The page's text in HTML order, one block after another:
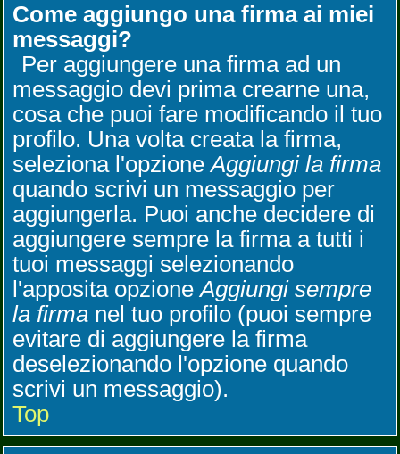
Come aggiungo una firma ai miei
messaggi?
Per aggiungere una firma ad un
messaggio devi prima crearne una,
cosa che puoi fare modificando il tuo
profilo. Una volta creata la firma,
seleziona l'opzioneAggiungi la firma
quando scrivi un messaggio per
aggiungerla. Puoi anche decidere di
aggiungere sempre la firma a tutti i
tuoi messaggi selezionando
l'apposita opzioneAggiungi sempre
la firma nel tuo profilo (puoi sempre
evitare di aggiungere la firma
deselezionando l'opzione quando
scrivi un messaggio).
Top